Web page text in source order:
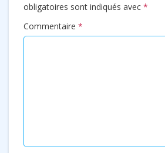
obligatoires sont indiqués avec *
Commentaire *